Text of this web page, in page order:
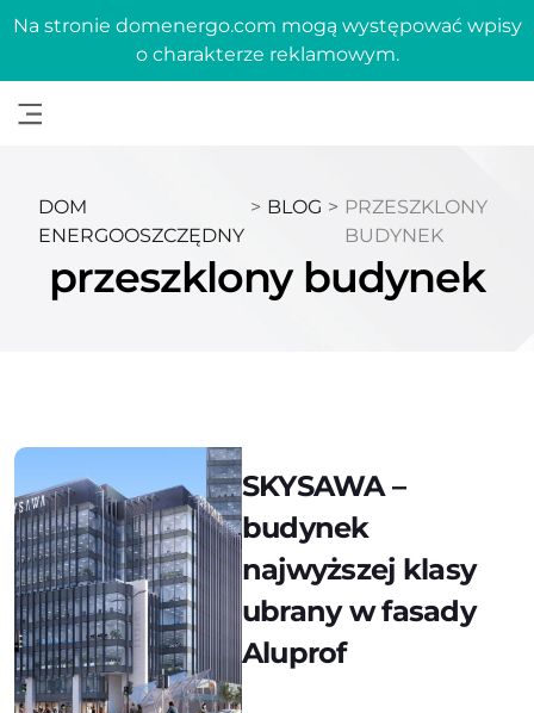
Na stronie domenergo.com mogą występować wpisy
o charakterze reklamowym.
DOM
ENERGOOSZCZĘDNY
> BLOG > PRZESZKLONY
BUDYNEK
przeszklony budynek
SKYSAWA –
budynek
najwyższej klasy
ubrany w fasady
Aluprof